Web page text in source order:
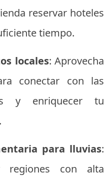
reservar hoteles
tiempo.
locales: Aprovecha
conectar con las
y enriquecer tu
para lluvias:
regiones con alta